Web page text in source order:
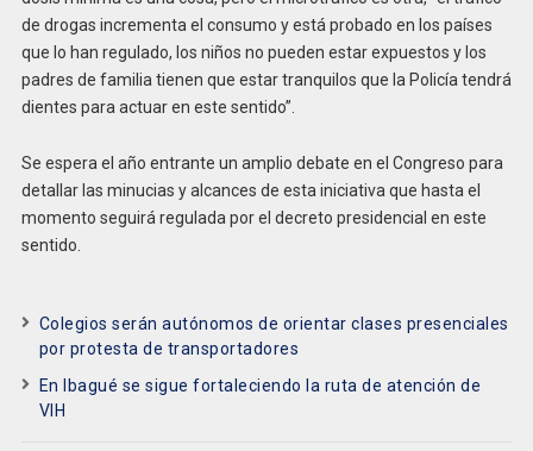
de drogas incrementa el consumo y está probado en los países
que lo han regulado, los niños no pueden estar expuestos y los
padres de familia tienen que estar tranquilos que la Policía tendrá
dientes para actuar en este sentido”.
Se espera el año entrante un amplio debate en el Congreso para
detallar las minucias y alcances de esta iniciativa que hasta el
momento seguirá regulada por el decreto presidencial en este
sentido.
Colegios serán autónomos de orientar clases presenciales
por protesta de transportadores
En Ibagué se sigue fortaleciendo la ruta de atención de
VIH